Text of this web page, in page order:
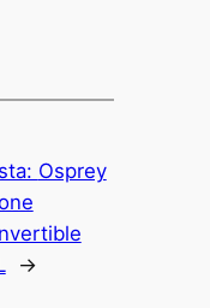
Osprey
→